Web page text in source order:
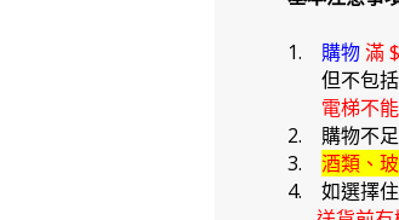
1. 購物滿
但不包括
電梯不
2. 購物不足
3. 酒類、
4. 如選擇住